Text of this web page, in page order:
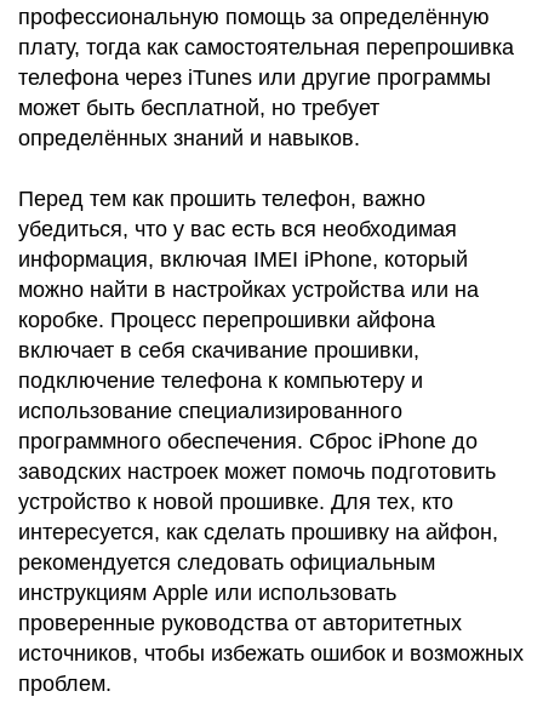
профессиональную помощь за определённую
плату, тогда как самостоятельная перепрошивка
телефона через iTunes или другие программы
может быть бесплатной, но требует
определённых знаний и навыков.
Перед тем как прошить телефон, важно
убедиться, что у вас есть вся необходимая
информация, включая IMEI iPhone, который
можно найти в настройках устройства или на
коробке. Процесс перепрошивки айфона
включает в себя скачивание прошивки,
подключение телефона к компьютеру и
использование специализированного
программного обеспечения. Сброс iPhone до
заводских настроек может помочь подготовить
устройство к новой прошивке. Для тех, кто
интересуется, как сделать прошивку на айфон,
рекомендуется следовать официальным
инструкциям Apple или использовать
проверенные руководства от авторитетных
источников, чтобы избежать ошибок и возможных
проблем.